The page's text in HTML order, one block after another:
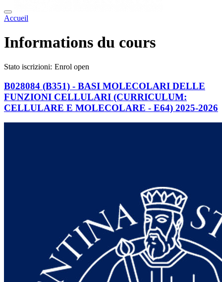
Accueil
Informations du cours
Stato iscrizioni: Enrol open
B028084 (B351) - BASI MOLECOLARI DELLE
FUNZIONI CELLULARI (CURRICULUM:
CELLULARE E MOLECOLARE - E64) 2025-2026